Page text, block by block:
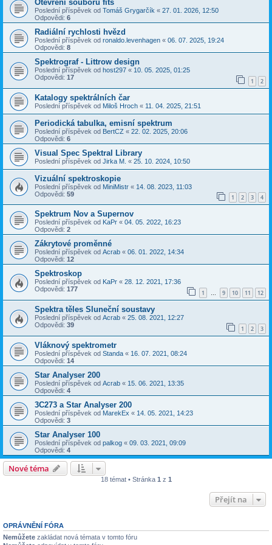
Otevření souborů fits
Poslední příspěvek od Tomáš Grygarčík « 27. 01. 2026, 12:50
Odpovědi: 6
Radiální rychlosti hvězd
Poslední příspěvek od ronaldo.levenhagen « 06. 07. 2025, 19:24
Odpovědi: 8
Spektrograf - Littrow design
Poslední příspěvek od host297 « 10. 05. 2025, 01:25
Odpovědi: 17 1 2
Katalogy spektrálních čar
Poslední příspěvek od Miloš Hroch « 11. 04. 2025, 21:51
Periodická tabulka, emisní spektrum
Poslední příspěvek od BertCZ « 22. 02. 2025, 20:06
Odpovědi: 6
Visual Spec Spektral Library
Poslední příspěvek od Jirka M. « 25. 10. 2024, 10:50
Vizuální spektroskopie
Poslední příspěvek od MiniMistr « 14. 08. 2023, 11:03
Odpovědi: 59 1 2 3 4
Spektrum Nov a Supernov
Poslední příspěvek od KaPr « 04. 05. 2022, 16:23
Odpovědi: 2
Zákrytové proměnné
Poslední příspěvek od Acrab « 06. 01. 2022, 14:34
Odpovědi: 12
Spektroskop
Poslední příspěvek od KaPr « 28. 12. 2021, 17:36
Odpovědi: 177 1 … 9 10 11 12
Spektra těles Sluneční soustavy
Poslední příspěvek od Acrab « 25. 08. 2021, 12:27
Odpovědi: 39 1 2 3
Vláknový spektrometr
Poslední příspěvek od Standa « 16. 07. 2021, 08:24
Odpovědi: 14
Star Analyser 200
Poslední příspěvek od Acrab « 15. 06. 2021, 13:35
Odpovědi: 4
3C273 a Star Analyser 200
Poslední příspěvek od MarekEx « 14. 05. 2021, 14:23
Odpovědi: 3
Star Analyser 100
Poslední příspěvek od palkog « 09. 03. 2021, 09:09
Odpovědi: 4
Nové téma
18 témat • Stránka 1 z 1
Přejít na
OPRÁVNĚNÍ FÓRA
Nemůžete zakládat nová témata v tomto fóru